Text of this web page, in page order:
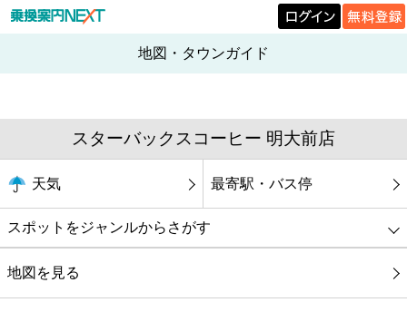
地図・タウンガイド
スターバックスコーヒー 明大前店
天気 最寄駅・バス停
スポットをジャンルからさがす
グルメ
地図を見る